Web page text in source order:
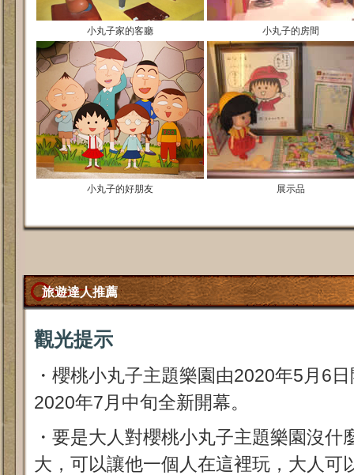
小丸子家的客廳 小丸子的房間
小丸子的好朋友 展示品
旅遊達人推薦
觀光提示
・櫻桃小丸子主題樂園由2020年5月6
2020年7月中旬全新開幕。
・要是大人對櫻桃小丸子主題樂園沒
大，可以讓他一個人在這裡玩，大人可